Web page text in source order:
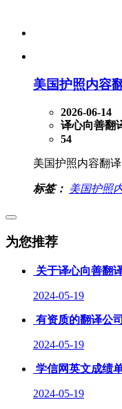
美国护照内容
2026-06-14
译心向善翻
54
美国护照内容翻译
标签： 美国护照
为您推荐
关于译心向善翻
2024-05-19
有资质的翻译公司
2024-05-19
学信网英文成绩
2024-05-19